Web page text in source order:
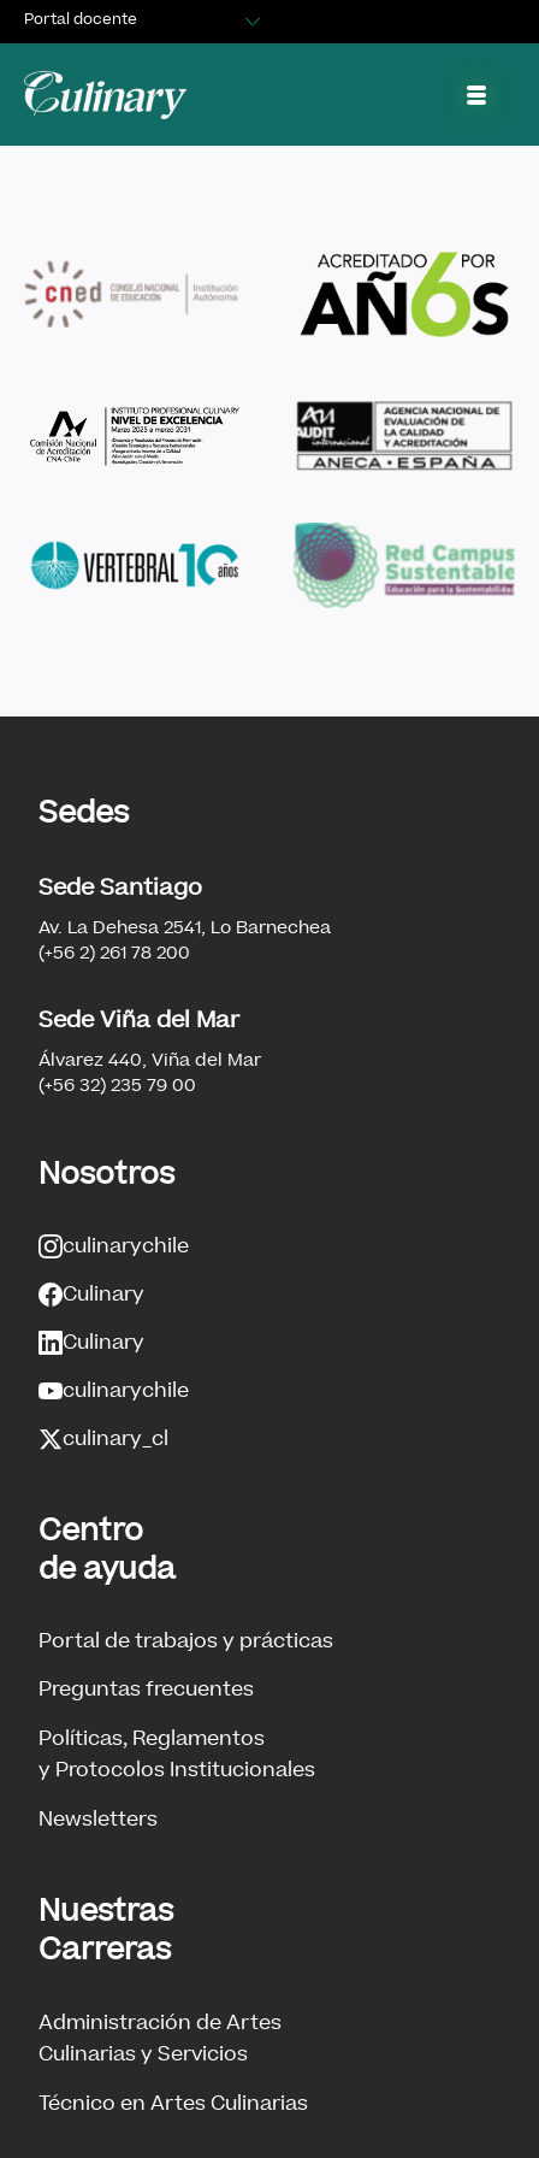
Portal docente
Portal de trabajo y prácticas
Junio 8, 2022
cquiroz
Sedes
Sede Santiago
Av. La Dehesa 2541, Lo Barnechea
(+56 2) 261 78 200
Sede Viña del Mar
Álvarez 440, Viña del Mar
(+56 32) 235 79 00
Nosotros
culinarychile
Culinary
Culinary
culinarychile
culinary_cl
Centro
de ayuda
Portal de trabajos y prácticas
Preguntas frecuentes
Políticas, Reglamentos
y Protocolos Institucionales
Newsletters
Nuestras
Carreras
Administración de Artes
Culinarias y Servicios
Técnico en Artes Culinarias